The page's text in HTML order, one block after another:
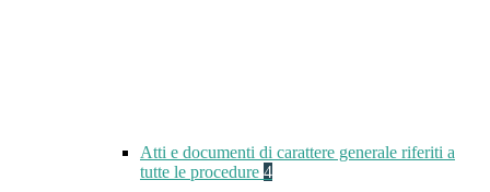
Atti e documenti di carattere generale riferiti a
tutte le procedure 4